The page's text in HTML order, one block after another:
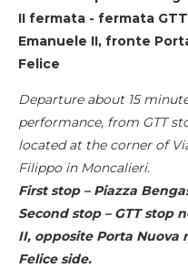
II fermata - fermata
Emanuele II, fronte
Felice
Departure about 15
performance, from GTT
located at the corner of
Filippo in Moncalieri.
First stop – Piazza
Second stop – GTT stop
II, opposite Porta Nuova
Felice side.